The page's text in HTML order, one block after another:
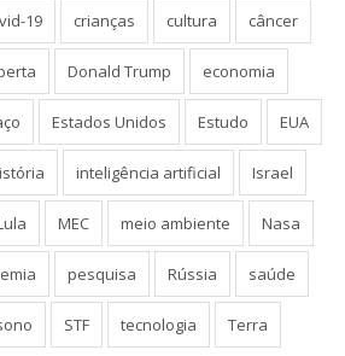
19 crianças cultura câncer
Donald Trump economia
Estados Unidos Estudo EUA
inteligência artificial Israel
MEC meio ambiente Nasa
pesquisa Rússia saúde
STF tecnologia Terra